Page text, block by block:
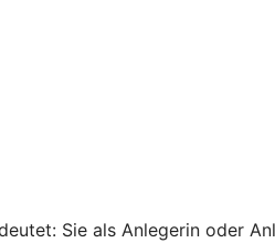
Sie als Anlegerin oder